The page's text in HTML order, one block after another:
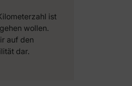
ist
wollen.
auf den
dar.